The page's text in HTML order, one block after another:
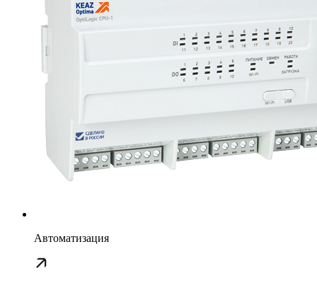
Автоматизация